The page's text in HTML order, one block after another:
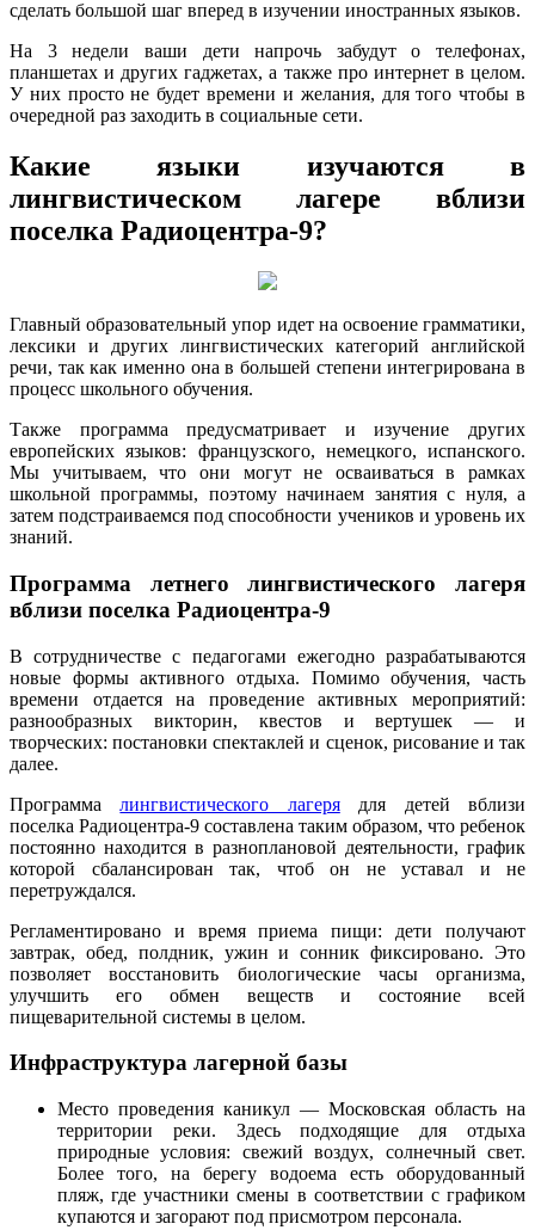
сделать большой шаг вперед в изучении иностранных языков.
На 3 недели ваши дети напрочь забудут о телефонах,
планшетах и других гаджетах, а также про интернет в целом.
У них просто не будет времени и желания, для того чтобы в
очередной раз заходить в социальные сети.
Какие языки изучаются в
лингвистическом лагере вблизи
поселка Радиоцентра-9?
Главный образовательный упор идет на освоение грамматики,
лексики и других лингвистических категорий английской
речи, так как именно она в большей степени интегрирована в
процесс школьного обучения.
Также программа предусматривает и изучение других
европейских языков: французского, немецкого, испанского.
Мы учитываем, что они могут не осваиваться в рамках
школьной программы, поэтому начинаем занятия с нуля, а
затем подстраиваемся под способности учеников и уровень их
знаний.
Программа летнего лингвистического лагеря
вблизи поселка Радиоцентра-9
В сотрудничестве с педагогами ежегодно разрабатываются
новые формы активного отдыха. Помимо обучения, часть
времени отдается на проведение активных мероприятий:
разнообразных викторин, квестов и вертушек — и
творческих: постановки спектаклей и сценок, рисование и так
далее.
Программалингвистического лагерядля детей вблизи
поселка Радиоцентра-9 составлена таким образом, что ребенок
постоянно находится в разноплановой деятельности, график
которой сбалансирован так, чтоб он не уставал и не
перетруждался.
Регламентировано и время приема пищи: дети получают
завтрак, обед, полдник, ужин и сонник фиксировано. Это
позволяет восстановить биологические часы организма,
улучшить его обмен веществ и состояние всей
пищеварительной системы в целом.
Инфраструктура лагерной базы
Место проведения каникул — Московская область на
территории реки. Здесь подходящие для отдыха
природные условия: свежий воздух, солнечный свет.
Более того, на берегу водоема есть оборудованный
пляж, где участники смены в соответствии с графиком
купаются и загорают под присмотром персонала.